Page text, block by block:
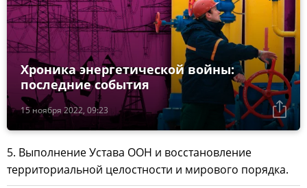
15 ноября 2022, 09:23
Хроника энергетической войны:
последние события
5. Выполнение Устава ООН и восстановление
территориальной целостности и мирового порядка.